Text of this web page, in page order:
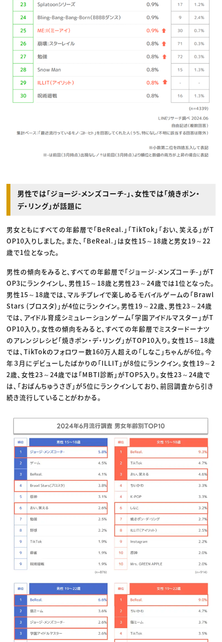
男性では「ジョージ-メンズコーチ-」、女性では「焼きポン・
デ・リング」が話題に
男女ともにすべての年齢層で「BeReal.」「TikTok」「おい、笑える」がT
OP10入りしました。また、「BeReal.」は女性15～18歳と男女19～22
歳で1位となった。
男性の傾向をみると、すべての年齢層で「ジョージ-メンズコーチ-」がT
OP3にランクインし、男性15～18歳と男性23～24歳では1位となった。
男性15～18歳では、マルチプレイで楽しめるモバイルゲームの「Brawl
Stars (ブロスタ)」が4位にランクイン。男性19～22歳、男性23～24歳
では、アイドル育成シミュレーションゲーム「学園アイドルマスター」がT
OP10入り。女性の傾向をみると、すべての年齢層でミスタードーナツ
のアレンジレシピ「焼きポン・デ・リング」がTOP10入り。女性15～18歳
では、TikTokのフォロワー数160万人超えの「しなこ」ちゃんが6位。今
年３月にデビューしたばかりの「ILLIT」が8位にランクイン。女性19～2
2歳、女性23～24歳では「MBTI診断」がTOP5入り。女性23～24歳で
は、「おぱんちゅうさぎ」が5位にランクインしており、前回調査から引き
続き流行していることがわかる。